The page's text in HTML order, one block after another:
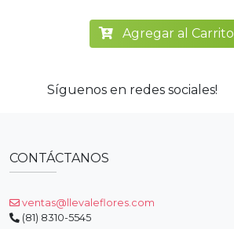
Agregar al Carrito
Síguenos en redes sociales!
CONTÁCTANOS
ventas@llevaleflores.com
(81) 8310-5545